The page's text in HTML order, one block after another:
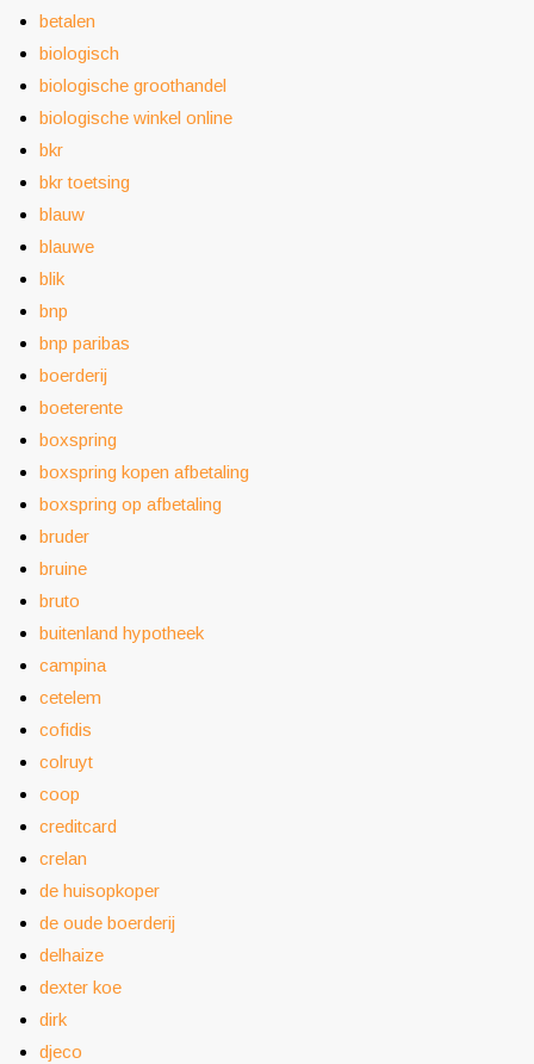
betalen
biologisch
biologische groothandel
biologische winkel online
bkr
bkr toetsing
blauw
blauwe
blik
bnp
bnp paribas
boerderij
boeterente
boxspring
boxspring kopen afbetaling
boxspring op afbetaling
bruder
bruine
bruto
buitenland hypotheek
campina
cetelem
cofidis
colruyt
coop
creditcard
crelan
de huisopkoper
de oude boerderij
delhaize
dexter koe
dirk
djeco